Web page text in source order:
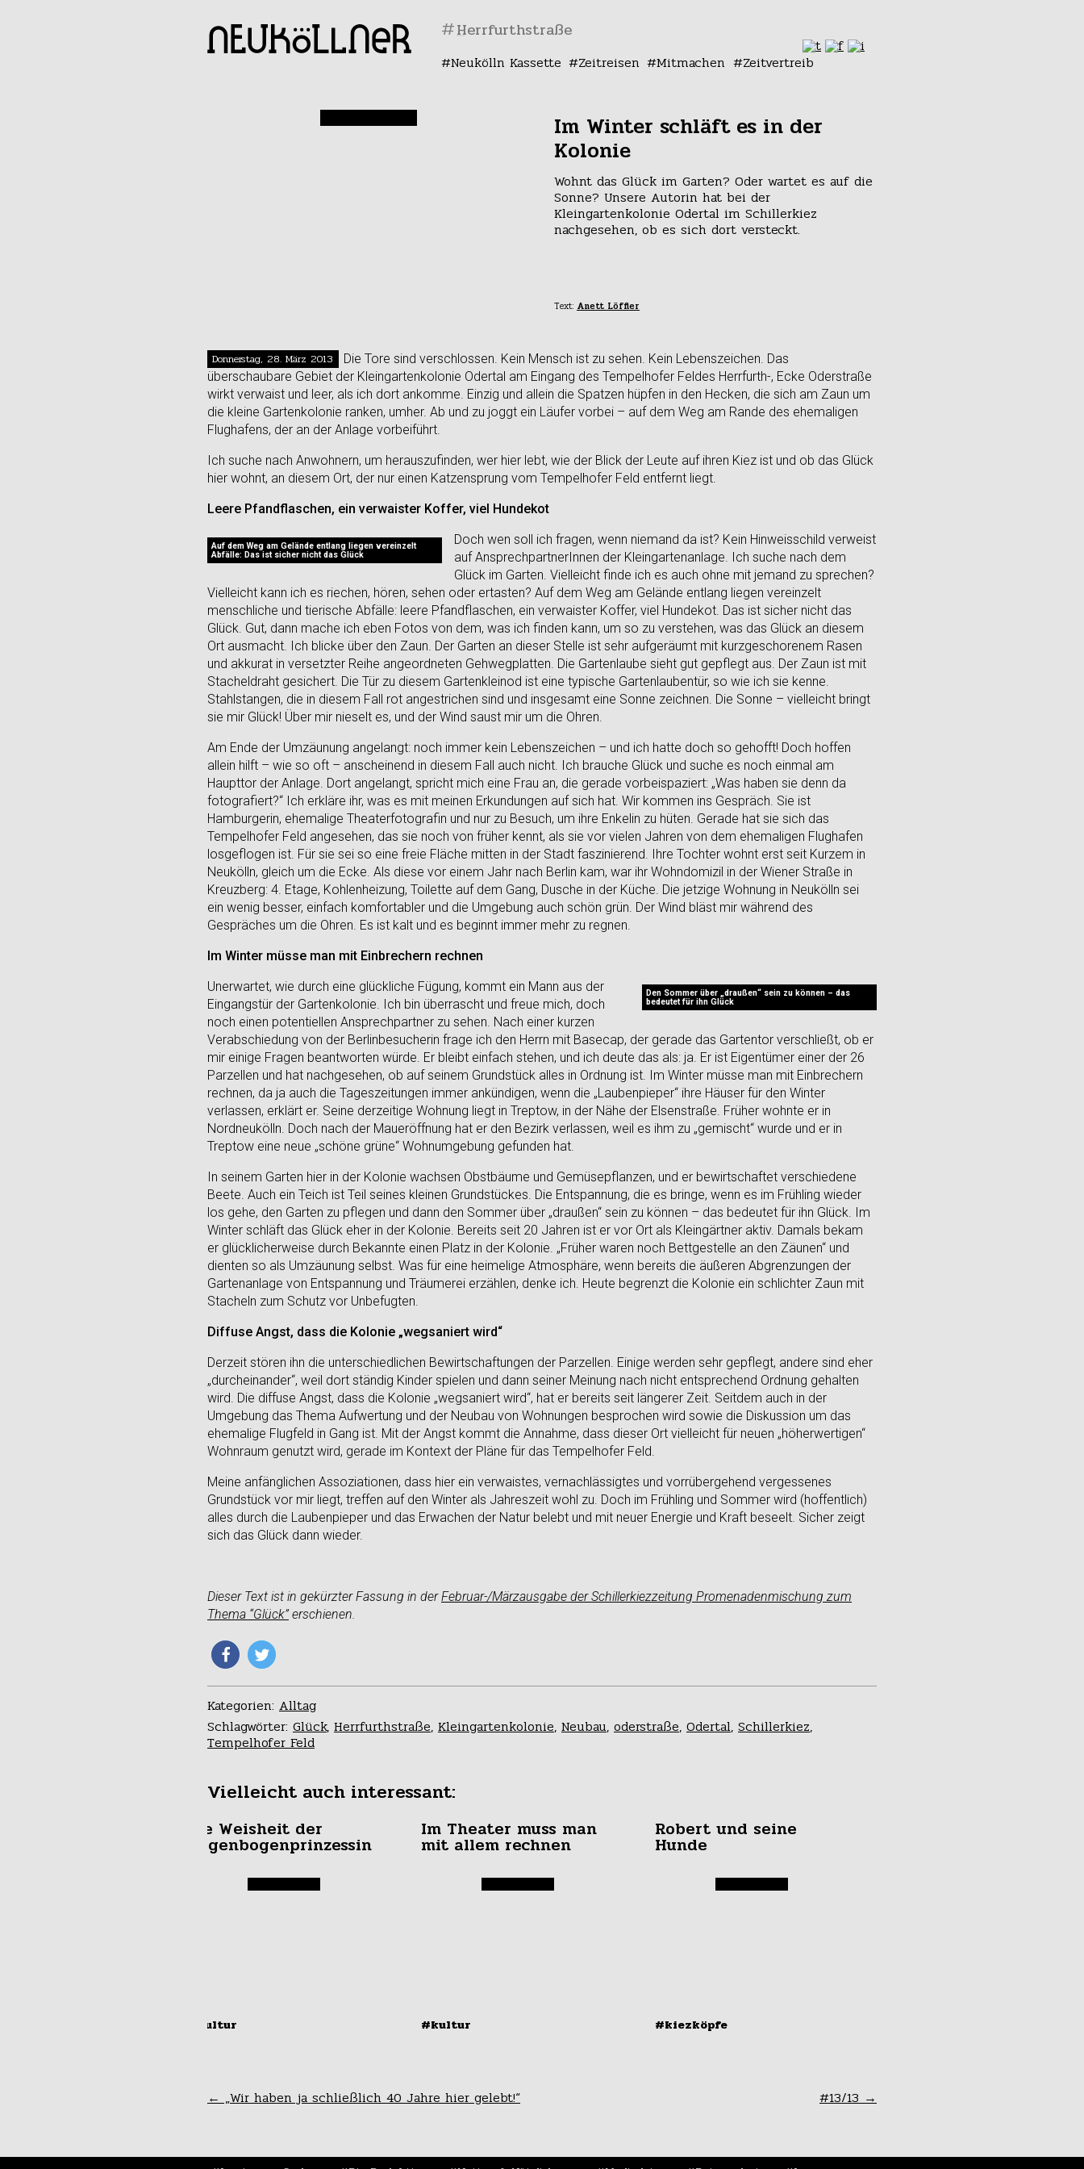
#
Neukölln Kassette Zeitreisen Mitmachen Zeitvertreib
Im Winter schläft es in der
Kolonie
Wohnt das Glück im Garten? Oder wartet es auf die
Sonne? Unsere Autorin hat bei der
Kleingartenkolonie Odertal im Schillerkiez
nachgesehen, ob es sich dort versteckt.
Text: Anett Löffler
Donnerstag, 28. März 2013
Die Tore sind verschlossen. Kein Mensch ist zu sehen. Kein Lebenszeichen. Das
überschaubare Gebiet der Kleingartenkolonie Odertal am Eingang des Tempelhofer Feldes Herrfurth-, Ecke Oderstraße
wirkt verwaist und leer, als ich dort ankomme. Einzig und allein die Spatzen hüpfen in den Hecken, die sich am Zaun um
die kleine Gartenkolonie ranken, umher. Ab und zu joggt ein Läufer vorbei – auf dem Weg am Rande des ehemaligen
Flughafens, der an der Anlage vorbeiführt.
Ich suche nach Anwohnern, um herauszufinden, wer hier lebt, wie der Blick der Leute auf ihren Kiez ist und ob das Glück
hier wohnt, an diesem Ort, der nur einen Katzensprung vom Tempelhofer Feld entfernt liegt.
Leere Pfandflaschen, ein verwaister Koffer, viel Hundekot
Auf dem Weg am Gelände entlang liegen vereinzelt
Abfälle: Das ist sicher nicht das Glück
Doch wen soll ich fragen, wenn niemand da ist? Kein Hinweisschild verweist
auf AnsprechpartnerInnen der Kleingartenanlage. Ich suche nach dem
Glück im Garten. Vielleicht finde ich es auch ohne mit jemand zu sprechen?
Vielleicht kann ich es riechen, hören, sehen oder ertasten? Auf dem Weg am Gelände entlang liegen vereinzelt
menschliche und tierische Abfälle: leere Pfandflaschen, ein verwaister Koffer, viel Hundekot. Das ist sicher nicht das
Glück. Gut, dann mache ich eben Fotos von dem, was ich finden kann, um so zu verstehen, was das Glück an diesem
Ort ausmacht. Ich blicke über den Zaun. Der Garten an dieser Stelle ist sehr aufgeräumt mit kurzgeschorenem Rasen
und akkurat in versetzter Reihe angeordneten Gehwegplatten. Die Gartenlaube sieht gut gepflegt aus. Der Zaun ist mit
Stacheldraht gesichert. Die Tür zu diesem Gartenkleinod ist eine typische Gartenlaubentür, so wie ich sie kenne.
Stahlstangen, die in diesem Fall rot angestrichen sind und insgesamt eine Sonne zeichnen. Die Sonne – vielleicht bringt
sie mir Glück! Über mir nieselt es, und der Wind saust mir um die Ohren.
Am Ende der Umzäunung angelangt: noch immer kein Lebenszeichen – und ich hatte doch so gehofft! Doch hoffen
allein hilft – wie so oft – anscheinend in diesem Fall auch nicht. Ich brauche Glück und suche es noch einmal am
Haupttor der Anlage. Dort angelangt, spricht mich eine Frau an, die gerade vorbeispaziert: „Was haben sie denn da
fotografiert?“ Ich erkläre ihr, was es mit meinen Erkundungen auf sich hat. Wir kommen ins Gespräch. Sie ist
Hamburgerin, ehemalige Theaterfotografin und nur zu Besuch, um ihre Enkelin zu hüten. Gerade hat sie sich das
Tempelhofer Feld angesehen, das sie noch von früher kennt, als sie vor vielen Jahren von dem ehemaligen Flughafen
losgeflogen ist. Für sie sei so eine freie Fläche mitten in der Stadt faszinierend. Ihre Tochter wohnt erst seit Kurzem in
Neukölln, gleich um die Ecke. Als diese vor einem Jahr nach Berlin kam, war ihr Wohndomizil in der Wiener Straße in
Kreuzberg: 4. Etage, Kohlenheizung, Toilette auf dem Gang, Dusche in der Küche. Die jetzige Wohnung in Neukölln sei
ein wenig besser, einfach komfortabler und die Umgebung auch schön grün. Der Wind bläst mir während des
Gespräches um die Ohren. Es ist kalt und es beginnt immer mehr zu regnen.
Im Winter müsse man mit Einbrechern rechnen
Den Sommer über „draußen“ sein zu können – das
bedeutet für ihn Glück
Unerwartet, wie durch eine glückliche Fügung, kommt ein Mann aus der
Eingangstür der Gartenkolonie. Ich bin überrascht und freue mich, doch
noch einen potentiellen Ansprechpartner zu sehen. Nach einer kurzen
Verabschiedung von der Berlinbesucherin frage ich den Herrn mit Basecap, der gerade das Gartentor verschließt, ob er
mir einige Fragen beantworten würde. Er bleibt einfach stehen, und ich deute das als: ja. Er ist Eigentümer einer der 26
Parzellen und hat nachgesehen, ob auf seinem Grundstück alles in Ordnung ist. Im Winter müsse man mit Einbrechern
rechnen, da ja auch die Tageszeitungen immer ankündigen, wenn die „Laubenpieper“ ihre Häuser für den Winter
verlassen, erklärt er. Seine derzeitige Wohnung liegt in Treptow, in der Nähe der Elsenstraße. Früher wohnte er in
Nordneukölln. Doch nach der Maueröffnung hat er den Bezirk verlassen, weil es ihm zu „gemischt“ wurde und er in
Treptow eine neue „schöne grüne“ Wohnumgebung gefunden hat.
In seinem Garten hier in der Kolonie wachsen Obstbäume und Gemüsepflanzen, und er bewirtschaftet verschiedene
Beete. Auch ein Teich ist Teil seines kleinen Grundstückes. Die Entspannung, die es bringe, wenn es im Frühling wieder
los gehe, den Garten zu pflegen und dann den Sommer über „draußen“ sein zu können – das bedeutet für ihn Glück. Im
Winter schläft das Glück eher in der Kolonie. Bereits seit 20 Jahren ist er vor Ort als Kleingärtner aktiv. Damals bekam
er glücklicherweise durch Bekannte einen Platz in der Kolonie. „Früher waren noch Bettgestelle an den Zäunen“ und
dienten so als Umzäunung selbst. Was für eine heimelige Atmosphäre, wenn bereits die äußeren Abgrenzungen der
Gartenanlage von Entspannung und Träumerei erzählen, denke ich. Heute begrenzt die Kolonie ein schlichter Zaun mit
Stacheln zum Schutz vor Unbefugten.
Diffuse Angst, dass die Kolonie „wegsaniert wird“
Derzeit stören ihn die unterschiedlichen Bewirtschaftungen der Parzellen. Einige werden sehr gepflegt, andere sind eher
„durcheinander“, weil dort ständig Kinder spielen und dann seiner Meinung nach nicht entsprechend Ordnung gehalten
wird. Die diffuse Angst, dass die Kolonie „wegsaniert wird“, hat er bereits seit längerer Zeit. Seitdem auch in der
Umgebung das Thema Aufwertung und der Neubau von Wohnungen besprochen wird sowie die Diskussion um das
ehemalige Flugfeld in Gang ist. Mit der Angst kommt die Annahme, dass dieser Ort vielleicht für neuen „höherwertigen“
Wohnraum genutzt wird, gerade im Kontext der Pläne für das Tempelhofer Feld.
Meine anfänglichen Assoziationen, dass hier ein verwaistes, vernachlässigtes und vorrübergehend vergessenes
Grundstück vor mir liegt, treffen auf den Winter als Jahreszeit wohl zu. Doch im Frühling und Sommer wird (hoffentlich)
alles durch die Laubenpieper und das Erwachen der Natur belebt und mit neuer Energie und Kraft beseelt. Sicher zeigt
sich das Glück dann wieder.
Dieser Text ist in gekürzter Fassung in derFebruar-/Märzausgabe der Schillerkiezzeitung Promenadenmischung zum
Thema “Glück”erschienen.
Kategorien: Alltag
Schlagwörter: Glück, Herrfurthstraße, Kleingartenkolonie, Neubau, oderstraße, Odertal, Schillerkiez,
Tempelhofer Feld
Vielleicht auch interessant:
Die Weisheit der
Regenbogenprinzessin
#kultur
Im Theater muss man
mit allem rechnen
#kultur
Robert und seine
Hunde
#kiezköpfe
Cool, aber
herzerwärmend
←„Wir haben ja schließlich 40 Jahre hier gelebt!“ #13/13→